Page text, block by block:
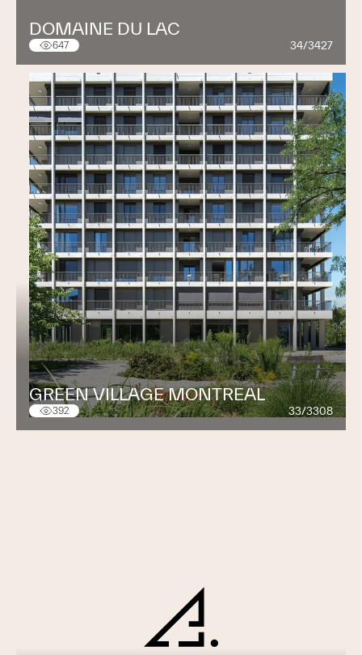
DOMAINE DU LAC
647 34/3427
GREEN VILLAGE MONTREAL
392 33/3308